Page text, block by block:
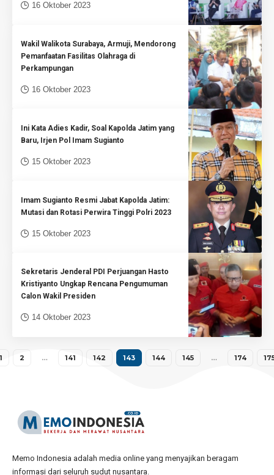
16 Oktober 2023
Wakil Walikota Surabaya, Armuji, Mendorong
Pemanfaatan Fasilitas Olahraga di
Perkampungan
16 Oktober 2023
Ini Kata Adies Kadir, Soal Kapolda Jatim yang
Baru, Irjen Pol Imam Sugianto
15 Oktober 2023
Imam Sugianto Resmi Jabat Kapolda Jatim:
Mutasi dan Rotasi Perwira Tinggi Polri 2023
15 Oktober 2023
Sekretaris Jenderal PDI Perjuangan Hasto
Kristiyanto Ungkap Rencana Pengumuman
Calon Wakil Presiden
14 Oktober 2023
2 … 141 142 143 144 145 … 174
Memo Indonesia adalah media online yang menyajikan beragam
informasi dari seluruh sudut nusantara.